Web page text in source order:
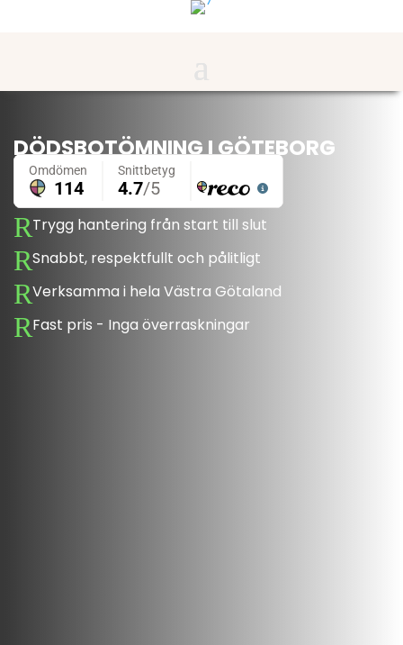
DÖDSBOTÖMNING I GÖTEBORG
RTrygg hantering från start till slut
RSnabbt, respektfullt och pålitligt
RVerksamma i hela Västra Götaland
RFast pris - Inga överraskningar